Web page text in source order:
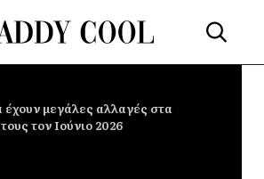
έχουν μεγάλες αλλαγές στα
τον Ιούνιο 2026